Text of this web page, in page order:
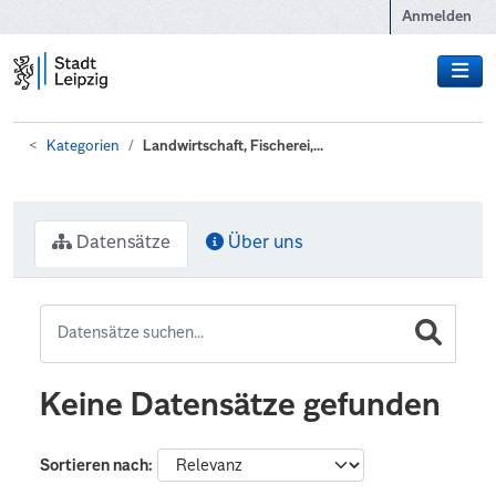
Anmelden
Kategorien Landwirtschaft, Fischerei,...
Datensätze Über uns
Keine Datensätze gefunden
Sortieren nach